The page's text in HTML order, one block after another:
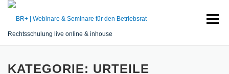
Zum
Rechtsschulung live online & inhouse
Menü
START SEMINARE REFERENT
KATEGORIE: URTEILE